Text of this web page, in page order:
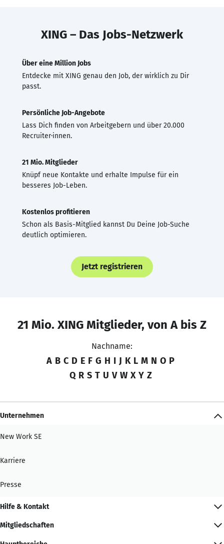
XING – Das Jobs-Netzwerk
Über eine Million Jobs
Entdecke mit XING genau den Job, der wirklich zu Dir
passt.
Persönliche Job-Angebote
Lass Dich finden von Arbeitgebern und über 20.000
Recruiter·innen.
21 Mio. Mitglieder
Knüpf neue Kontakte und erhalte Impulse für ein
besseres Job-Leben.
Kostenlos profitieren
Schon als Basis-Mitglied kannst Du Deine Job-Suche
deutlich optimieren.
Jetzt registrieren
21 Mio. XING Mitglieder, von A bis Z
Nachname:
A B C D E F G H I J K L M N O P
Q R S T U V W X Y Z
Unternehmen
New Work SE
Karriere
Presse
Hilfe & Kontakt
Mitgliedschaften